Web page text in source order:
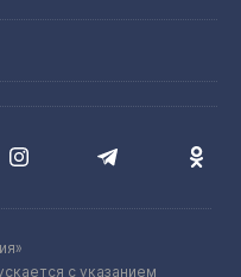
с указанием